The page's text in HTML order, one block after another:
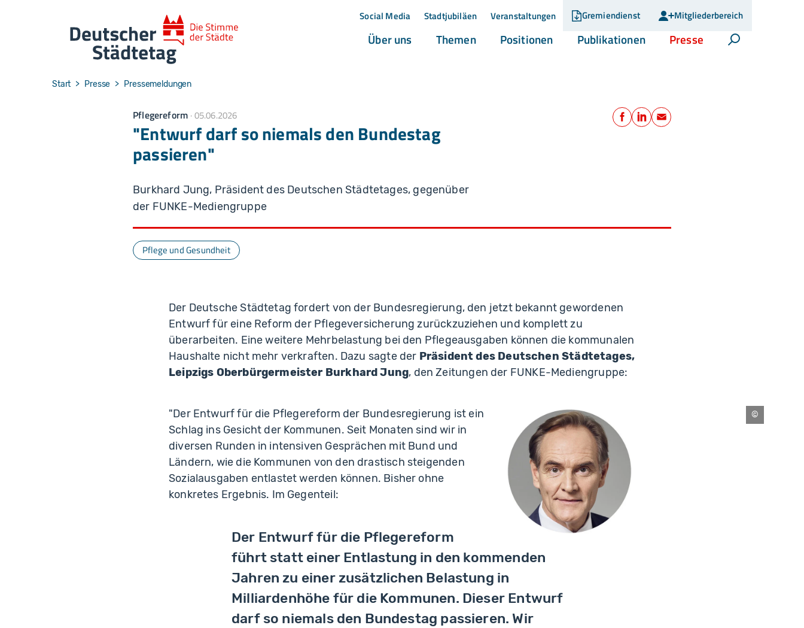
Social Media Stadtjubiläen Veranstaltungen Gremiendienst Mitgliederbereich
Über uns(current)Themen(current)Positionen(current)Publikationen(current)Presse (current)Suche öffnen
You are here:
Start Presse Pressemeldungen
Pflegereform 05.06.2026
"Entwurf darf so niemals den Bundestag
passieren"
Burkhard Jung, Präsident des Deutschen Städtetages, gegenüber
der FUNKE-Mediengruppe
Teilen
Facebook
LinkedIn
E-Mail
Pflege und Gesundheit
Der Deutsche Städtetag fordert von der Bundesregierung, den jetzt bekannt gewordenen
Entwurf für eine Reform der Pflegeversicherung zurückzuziehen und komplett zu
überarbeiten. Eine weitere Mehrbelastung bei den Pflegeausgaben können die kommunalen
Haushalte nicht mehr verkraften. Dazu sagte der Präsident des Deutschen Städtetages,
Leipzigs Oberbürgermeister Burkhard Jung, den Zeitungen der FUNKE-Mediengruppe:
Bader
"Der Entwurf für die Pflegereform der Bundesregierung ist ein
Schlag ins Gesicht der Kommunen. Seit Monaten sind wir in
diversen Runden in intensiven Gesprächen mit Bund und
Ländern, wie die Kommunen von den drastisch steigenden
Sozialausgaben entlastet werden können. Bisher ohne
konkretes Ergebnis. Im Gegenteil:
Der Entwurf für die Pflegereform
führt statt einer Entlastung in den kommenden
Jahren zu einer zusätzlichen Belastung in
Milliardenhöhe für die Kommunen. Dieser Entwurf
darf so niemals den Bundestag passieren. Wir